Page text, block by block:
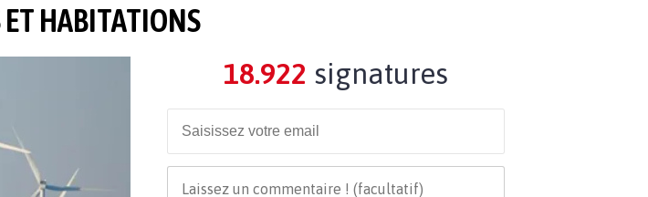
HABITATIONS
18.922 signatures